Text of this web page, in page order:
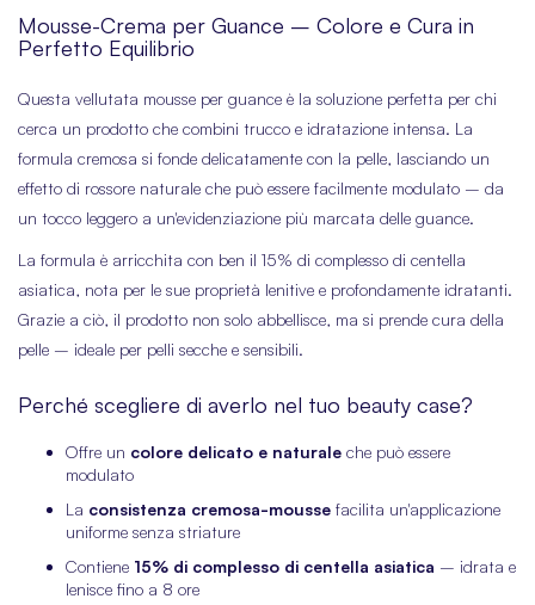
Mousse-Crema per Guance – Colore e Cura in
Perfetto Equilibrio
Questa vellutata mousse per guance è la soluzione perfetta per chi
cerca un prodotto che combini trucco e idratazione intensa. La
formula cremosa si fonde delicatamente con la pelle, lasciando un
effetto di rossore naturale che può essere facilmente modulato – da
un tocco leggero a un'evidenziazione più marcata delle guance.
La formula è arricchita con ben il 15% di complesso di centella
asiatica, nota per le sue proprietà lenitive e profondamente idratanti.
Grazie a ciò, il prodotto non solo abbellisce, ma si prende cura della
pelle – ideale per pelli secche e sensibili.
Perché scegliere di averlo nel tuo beauty case?
Offre un colore delicato e naturale che può essere
modulato
La consistenza cremosa-mousse facilita un'applicazione
uniforme senza striature
Contiene 15% di complesso di centella asiatica – idrata e
lenisce fino a 8 ore